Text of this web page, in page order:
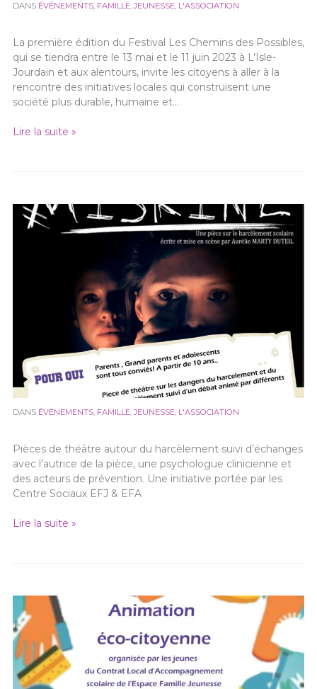
DANS ÉVÉNEMENTS, FAMILLE,JEUNESSE, L'ASSOCIATION
La première édition du Festival Les Chemins des Possibles,
qui se tiendra entre le 13 mai et le 11 juin 2023 à L’Isle-
Jourdain et aux alentours, invite les citoyens à aller à la
rencontre des initiatives locales qui construisent une
société plus durable, humaine et…
Lire la suite »
DANS ÉVÉNEMENTS, FAMILLE,JEUNESSE, L'ASSOCIATION
Pièces de théâtre autour du harcèlement suivi d’échanges
avec l’autrice de la pièce, une psychologue clinicienne et
des acteurs de prévention. Une initiative portée par les
Centre Sociaux EFJ & EFA
Lire la suite »